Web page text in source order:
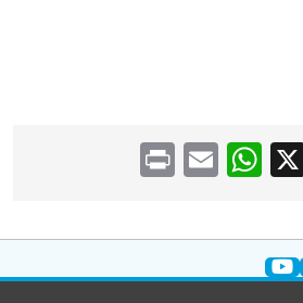
WhatsApp
Email
Print